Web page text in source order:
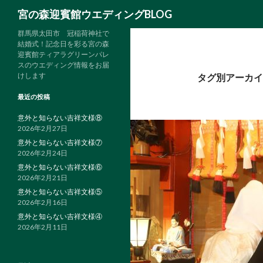
宮の森迎賓館ウエディングBLOG
タグ別アーカ
群馬県太田市 冠稲荷神社で
結婚式！記念日を彩る宮の森
迎賓館ティアラグリーンパレ
スのウエディング情報をお届
けします
最近の投稿
意外と知らない吉祥文様⑧
2026年2月27日
意外と知らない吉祥文様⑦
2026年2月24日
意外と知らない吉祥文様⑥
2026年2月21日
意外と知らない吉祥文様⑤
2026年2月16日
意外と知らない吉祥文様④
2026年2月11日